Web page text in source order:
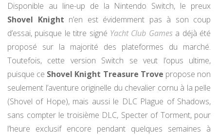
Disponible au line-up de la Nintendo Switch, le preux
Shovel Knight n’en est évidemment pas à son coup
d’essai, puisque le titre signé Yacht Club Games a déjà été
proposé sur la majorité des plateformes du marché.
Toutefois, cette version Switch se veut l’opus ultime,
puisque ce Shovel Knight Treasure Trove propose non
seulement l’aventure originelle du chevalier cornu à la pelle
(Shovel of Hope), mais aussi le DLC Plague of Shadows,
sans compter le troisième DLC, Specter of Torment, pour
l’heure exclusif encore pendant quelques semaines à